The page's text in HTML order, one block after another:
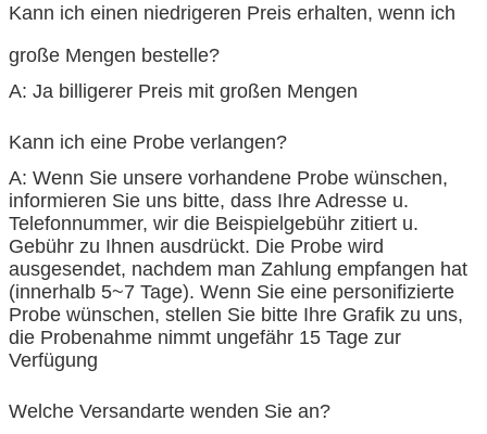
Kann ich einen niedrigeren Preis erhalten, wenn ich
große Mengen bestelle?
A: Ja billigerer Preis mit großen Mengen
Kann ich eine Probe verlangen?
A: Wenn Sie unsere vorhandene Probe wünschen,
informieren Sie uns bitte, dass Ihre Adresse u.
Telefonnummer, wir die Beispielgebühr zitiert u.
Gebühr zu Ihnen ausdrückt. Die Probe wird
ausgesendet, nachdem man Zahlung empfangen hat
(innerhalb 5~7 Tage). Wenn Sie eine personifizierte
Probe wünschen, stellen Sie bitte Ihre Grafik zu uns,
die Probenahme nimmt ungefähr 15 Tage zur
Verfügung
Welche Versandarte wenden Sie an?